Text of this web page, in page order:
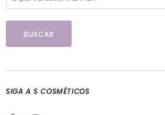
SIGA A S COSMÉTICOS